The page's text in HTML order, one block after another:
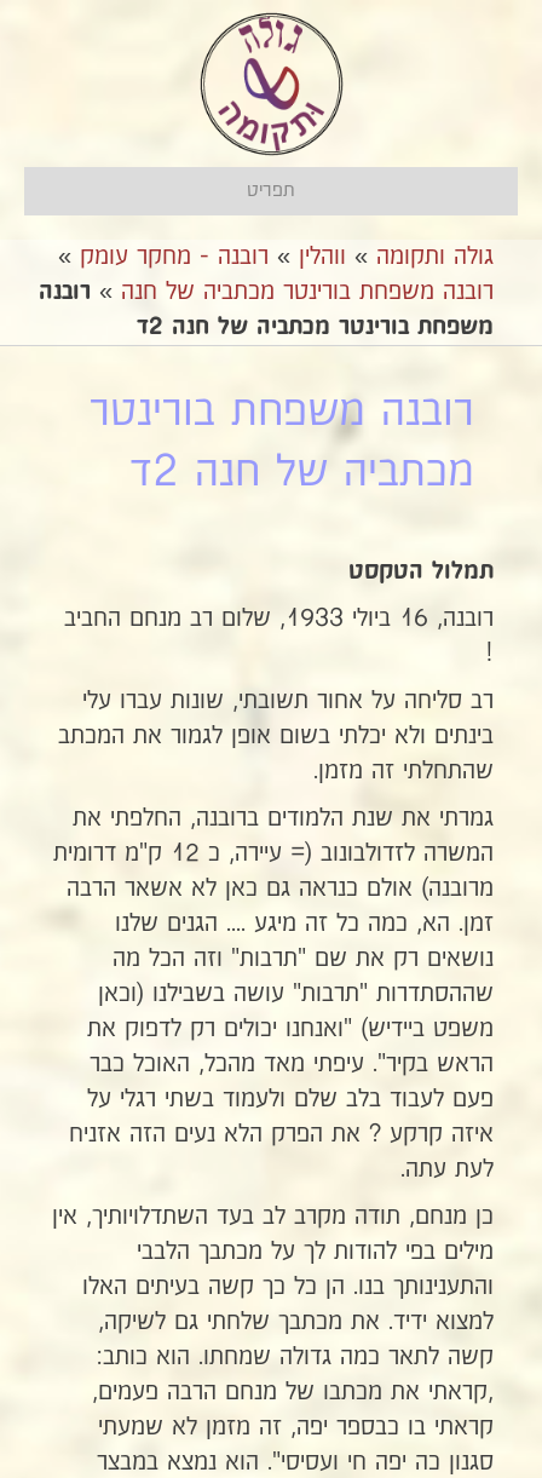
תפריט
גולה ותקומה » ווהלין » רובנה - מחקר עומק »
רובנה משפחת בורינטר מכתביה של חנה » רובנה
משפחת בורינטר מכתביה של חנה 2ד
רובנה משפחת בורינטר
מכתביה של חנה 2ד
תמלול הטקסט
רובנה, 16 ביולי 1933, שלום רב מנחם החביב
!
רב סליחה על אחור תשובתי, שונות עברו עלי
בינתים ולא יכלתי בשום אופן לגמור את המכתב
שהתחלתי זה מזמן.
גמרתי את שנת הלמודים ברובנה, החלפתי את
המשרה לזדולבונוב (= עיירה, כ 12 ק"מ דרומית
מרובנה) אולם כנראה גם כאן לא אשאר הרבה
זמן. הא, כמה כל זה מיגע .... הגנים שלנו
נושאים רק את שם "תרבות" וזה הכל מה
שההסתדרות "תרבות" עושה בשבילנו (וכאן
משפט ביידיש) "ואנחנו יכולים רק לדפוק את
הראש בקיר". עיפתי מאד מהכל, האוכל כבר
פעם לעבוד בלב שלם ולעמוד בשתי רגלי על
איזה קרקע ? את הפרק הלא נעים הזה אזניח
לעת עתה.
כן מנחם, תודה מקרב לב בעד השתדלויותיך, אין
מילים בפי להודות לך על מכתבך הלבבי
והתענינותך בנו. הן כל כך קשה בעיתים האלו
למצוא ידיד. את מכתבך שלחתי גם לשיקה,
קשה לתאר כמה גדולה שמחתו. הוא כותב:
,קראתי את מכתבו של מנחם הרבה פעמים,
קראתי בו כבספר יפה, זה מזמן לא שמעתי
סגנון כה יפה חי ועסיסי". הוא נמצא במבצר